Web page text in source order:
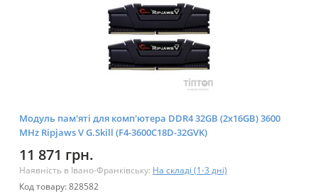
Модуль пам'яті для комп'ютера DDR4 32GB (2x16GB) 3600
MHz Ripjaws V G.Skill (F4-3600C18D-32GVK)
11 871 грн.
Наявність в Івано-Франківську: На складі (1-3 дні)
Код товару: 828582